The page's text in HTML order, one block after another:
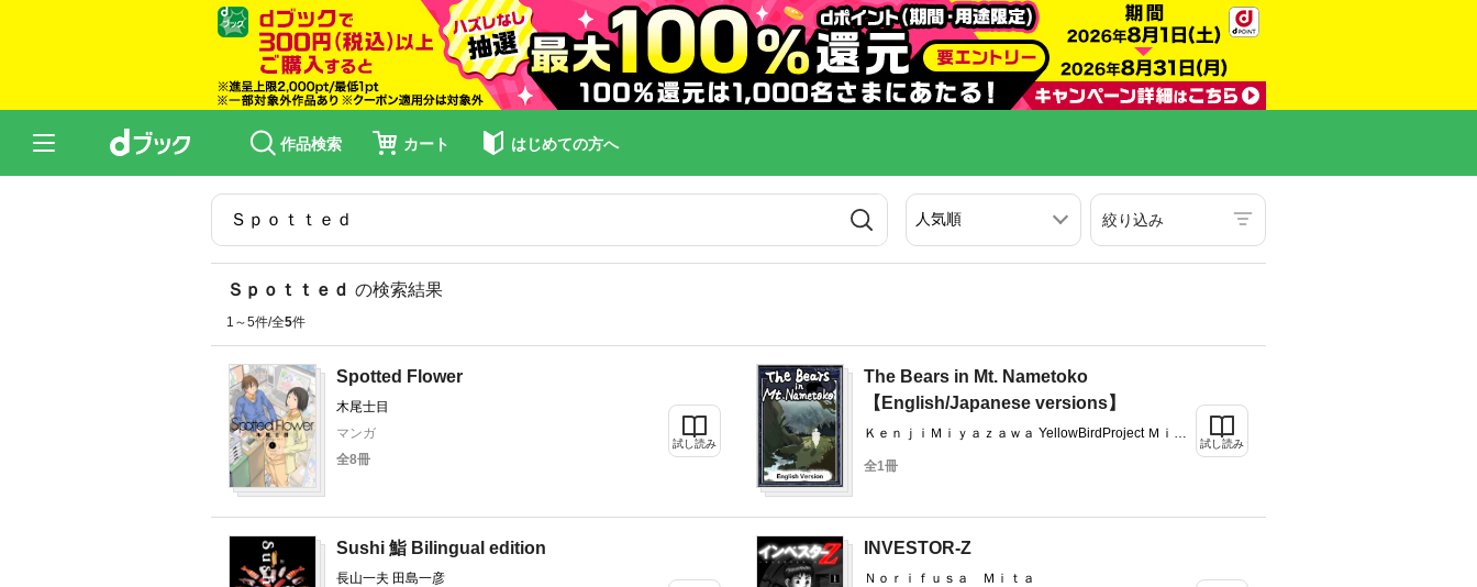
作品検索 カート はじめての方へ
絞り込み
Ｓｐｏｔｔｅｄ の検索結果
1～5件/全5件
Spotted Flower
木尾士目
マンガ
全8冊
試し読み
The Bears in Mt. Nametoko
【English/Japanese versions】
ＫｅｎｊｉＭｉｙａｚａｗａ YellowBirdProject Ｍｉｔ
ｓａｋｉ
全1冊
試し読み
Sushi 鮨 Bilingual edition
長山一夫 田島一彦
INVESTOR-Z
Ｎｏｒｉｆｕｓａ Ｍｉｔａ